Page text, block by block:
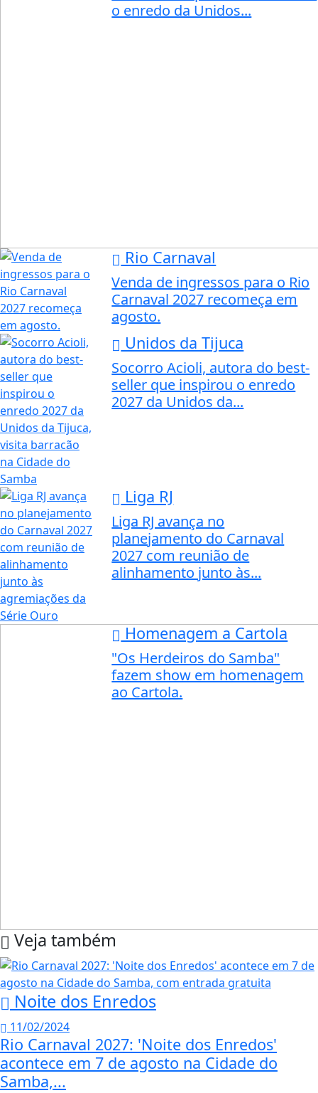
o enredo da Unidos...
Rio Carnaval
Venda de ingressos para o Rio
Carnaval 2027 recomeça em
agosto.
Unidos da Tijuca
Socorro Acioli, autora do best-
seller que inspirou o enredo
2027 da Unidos da...
Liga RJ
Liga RJ avança no
planejamento do Carnaval
2027 com reunião de
alinhamento junto às...
Homenagem a Cartola
"Os Herdeiros do Samba"
fazem show em homenagem
ao Cartola.
Veja também
Noite dos Enredos
11/02/2024
Rio Carnaval 2027: 'Noite dos Enredos'
acontece em 7 de agosto na Cidade do
Samba,...